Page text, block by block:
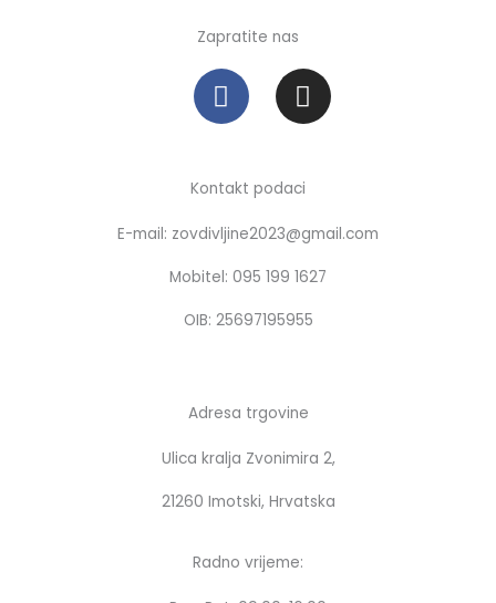
Zapratite nas
F
a
c
b
o
o
k
I
n
s
a
g
r
a
m
Kontakt podaci
E-mail: zovdivljine2023@gmail.com
Mobitel: 095 199 1627
OIB: 25697195955
Adresa trgovine
Ulica kralja Zvonimira 2,
21260 Imotski, Hrvatska
Radno vrijeme: